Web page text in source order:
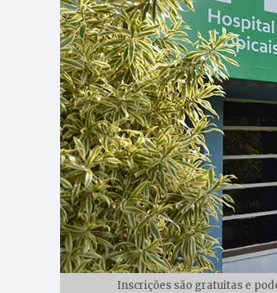
Inscrições são gratuitas e